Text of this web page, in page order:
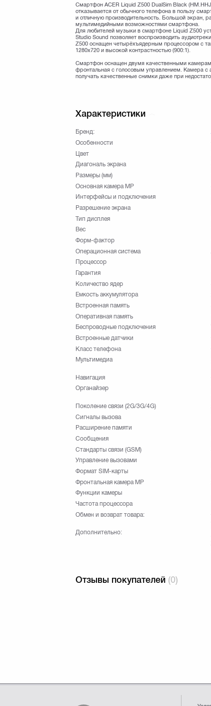
Смартфон ACER Liquid Z500 DualSim Black
отказывается от обычного телефона в пользу
и отличную производительность. Большой экран,
мультимедийными возможностями смартфона.
Для любителей музыки в смартфоне Liquid Z500
Studio Sound позволяет воспроизводить
Z500 оснащен четырёхъядерным процессором с
1280x720 и высокой контрастностью (900:1).
Смартфон оснащен двумя качественными
фронтальная с голосовым управлением. Камера
получать качественные снимки даже при
Характеристики
Бренд:
Особенности
Цвет
Диагональ экрана
Размеры (мм)
Основная камера МР
Интерфейсы и подключения
Разрешение экрана
Тип дисплея
Вес
Форм-фактор
Операционная система
Процессор
Гарантия
Количество ядер
Емкость аккумулятора
Встроенная память
Оперативная память
Беспроводные подключения
Встроенные датчики
Класс телефона
Мультимедиа
Навигация
Органайзер
Поколение связи (2G/3G/4G)
Сигналы вызова
Расширение памяти
Сообщения
Стандарты связи (GSM)
Управление вызовами
Формат SIM-карты
Фронтальная камера МР
Функции камеры
Частота процессора
Обмен и возврат товара:
Дополнительно:
Отзывы покупателей (0)